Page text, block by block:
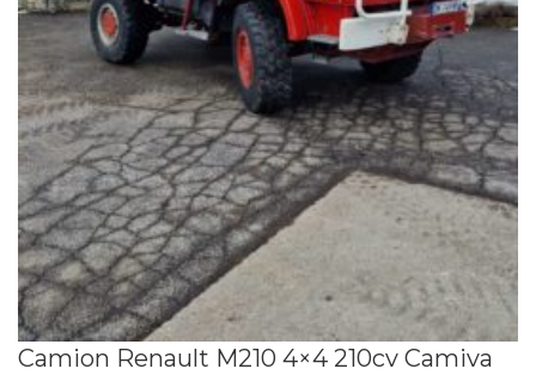
Camion Renault M210 4×4 210cv Camiva